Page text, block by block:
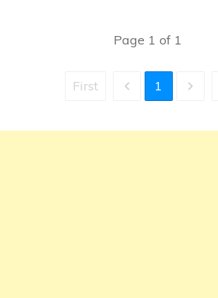
Page 1 of 1
First 1